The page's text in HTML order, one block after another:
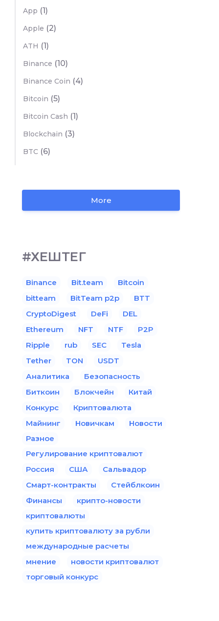
App (1)
Apple (2)
ATH (1)
Binance (10)
Binance Coin (4)
Bitcoin (5)
Bitcoin Cash (1)
Blockchain (3)
BTC (6)
More
#ХЕШТЕГ
Binance Bit.team
Bitcoin
bitteam
BitTeam p2p
BTT
CryptoDigest
DeFi
DEL
Ethereum
NFT NTF
P2P
Ripple
rub SEC
Tesla
Tether
TON
USDT
Аналитика
Безопасность
Биткоин
Блокчейн
Китай
Конкурс
Криптовалюта
Майнинг
Новичкам
Новости
Разное
Регулирование криптовалют
Россия
США
Сальвадор
Смарт-контракты
Стейблкоин
Финансы
крипто-новости
криптовалюты
купить криптовалюту за рубли
международные расчеты
мнение
новости криптовалют
торговый конкурс